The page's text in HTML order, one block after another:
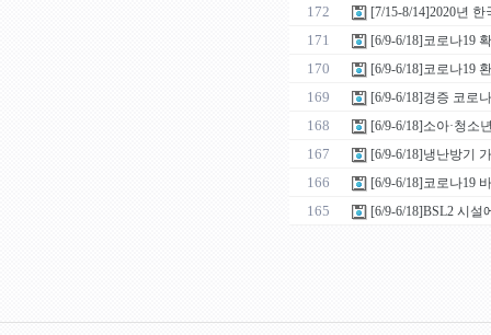
172 [7/15-8/14]2020년
171 [6/9-6/18]코로나19
170 [6/9-6/18]코로나19
169 [6/9-6/18]경증 코로
168 [6/9-6/18]소아·청소
167 [6/9-6/18]냉난방기
166 [6/9-6/18]코로나19
165 [6/9-6/18]BSL2 시